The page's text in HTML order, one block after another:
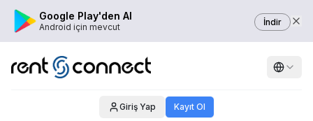
Google Play'den Al
Android için mevcut İndir
Giriş Yap Kayıt Ol